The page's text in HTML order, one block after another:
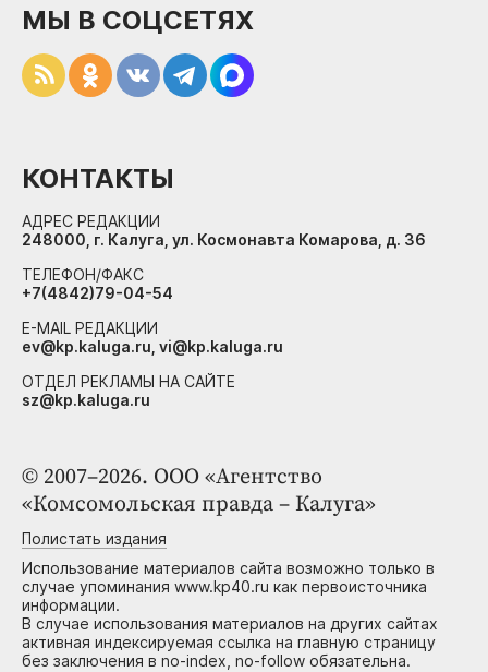
© 2007–2026. ООО «Агентство
«Комсомольская правда – Калуга»
Полистать издания
Использование материалов сайта возможно только в
случае упоминания www.kp40.ru как первоисточника
информации.
В случае использования материалов на других сайтах
активная индексируемая ссылка на главную страницу
без заключения в no-index, no-follow обязательна.
МЫ В СОЦСЕТЯХ
КОНТАКТЫ
АДРЕС РЕДАКЦИИ
248000, г. Калуга, ул. Космонавта Комарова, д. 36
ТЕЛЕФОН/ФАКС
+7(4842)79-04-54
E-MAIL РЕДАКЦИИ
ev@kp.kaluga.ru, vi@kp.kaluga.ru
ОТДЕЛ РЕКЛАМЫ НА САЙТЕ
sz@kp.kaluga.ru